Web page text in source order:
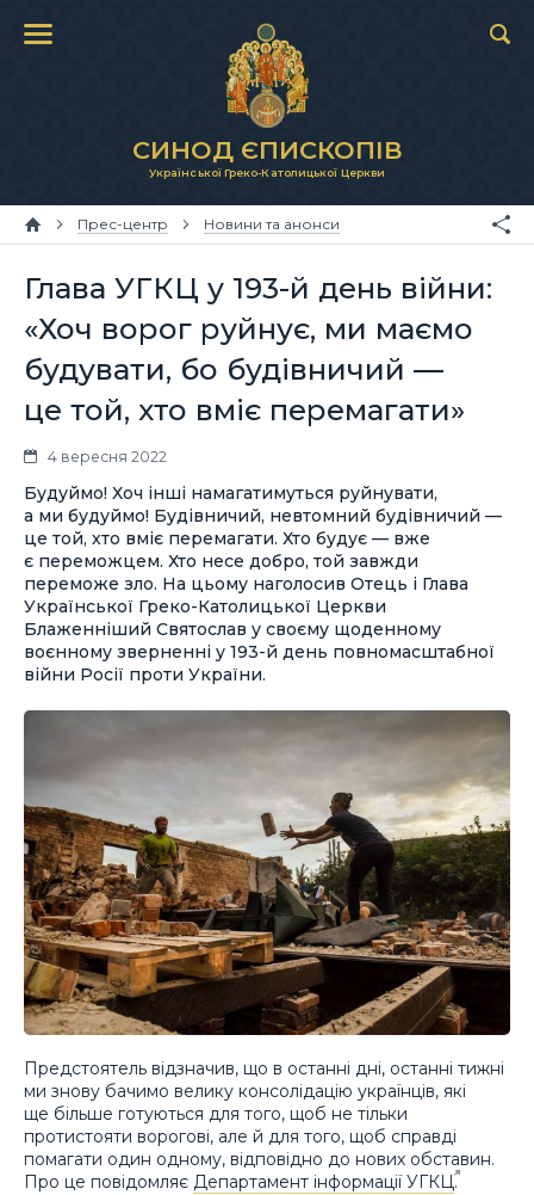
СИНОД ЄПИСКОПІВ
Української Греко-Католицької Церкви
Прес-центр Новини та анонси
Глава УГКЦ у 193-й день війни:
«Хоч ворог руйнує, ми маємо
будувати, бо будівничий —
це той, хто вміє перемагати»
4 вересня 2022
Будуймо! Хоч інші намагатимуться руйнувати,
а ми будуймо! Будівничий, невтомний будівничий —
це той, хто вміє перемагати. Хто будує — вже
є переможцем. Хто несе добро, той завжди
переможе зло. На цьому наголосив Отець і Глава
Української Греко-Католицької Церкви
Блаженніший Святослав у своєму щоденному
воєнному зверненні у 193-й день повномасштабної
війни Росії проти України.
Предстоятель відзначив, що в останні дні, останні тижні
ми знову бачимо велику консолідацію українців, які
ще більше готуються для того, щоб не тільки
протистояти ворогові, але й для того, щоб справді
помагати один одному, відповідно до нових обставин.
Про це повідомляє Департамент інформації УГКЦ.